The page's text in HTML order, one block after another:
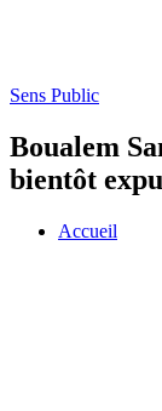
Sens Public
Boualem
bientôt
Accueil